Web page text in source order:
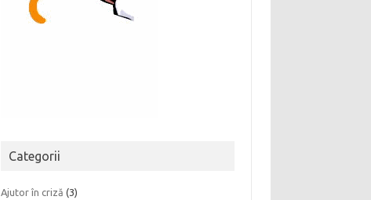
Categorii
Ajutor în criză (3)